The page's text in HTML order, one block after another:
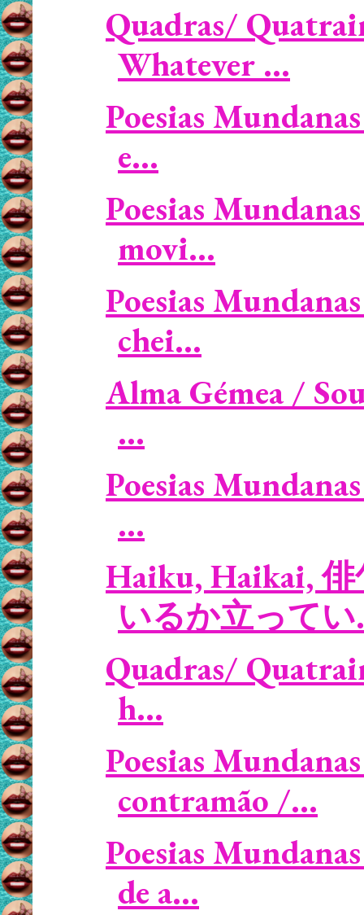
Quadras/
Whatever ...
Poesias
e...
Poesias
movi...
Poesias
chei...
Alma Gémea /
...
Poesias
...
Haiku, Haikai, 俳
いるか立ってい
Quadras/
h...
Poesias
contramão /...
Poesias
de a...